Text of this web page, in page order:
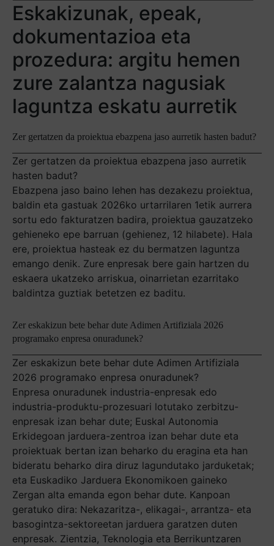
Eskakizunak, epeak,
dokumentazioa eta
prozedura: argitu hemen
zure zalantza nagusiak
laguntza eskatu aurretik
Zer gertatzen da proiektua ebazpena jaso aurretik hasten badut?
Zer gertatzen da proiektua ebazpena jaso aurretik
hasten badut?
Ebazpena jaso baino lehen has dezakezu proiektua,
baldin eta gastuak 2026ko urtarrilaren 1etik aurrera
sortu edo fakturatzen badira, proiektua gauzatzeko
gehieneko epe barruan (gehienez, 12 hilabete). Hala
ere, proiektua hasteak ez du bermatzen laguntza
emango denik. Zure enpresak bere gain hartzen du
eskaera ukatzeko arriskua, oinarrietan ezarritako
baldintza guztiak betetzen ez baditu.
Zer eskakizun bete behar dute Adimen Artifiziala 2026
programako enpresa onuradunek?
Zer eskakizun bete behar dute Adimen Artifiziala
2026 programako enpresa onuradunek?
Enpresa onuradunek industria-enpresak edo
industria-produktu-prozesuari lotutako zerbitzu-
enpresak izan behar dute; Euskal Autonomia
Erkidegoan jarduera-zentroa izan behar dute eta
proiektuak bertan izan beharko du eragina eta han
bideratu beharko dira diruz lagundutako jarduketak;
eta Euskadiko Jarduera Ekonomikoen gaineko
Zergan alta emanda egon behar dute. Kanpoan
geratuko dira: Nekazaritza-, elikagai-, arrantza- eta
basogintza-sektoreetan jarduera garatzen duten
enpresak. Zientzia, Teknologia eta Berrikuntzaren